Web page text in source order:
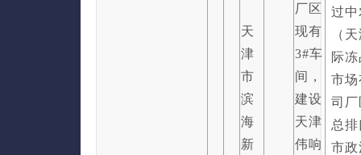
天
津
市
滨
海
新
厂区
现有
3#车
间，
建设
天津
伟响
过
（
际
市
司
总
市